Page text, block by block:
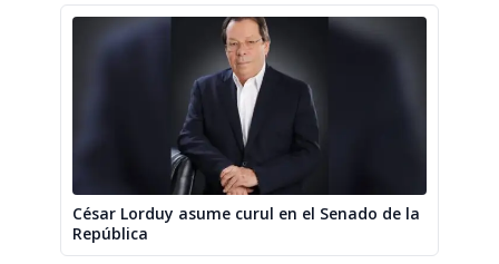
César Lorduy asume curul en el Senado de la
República